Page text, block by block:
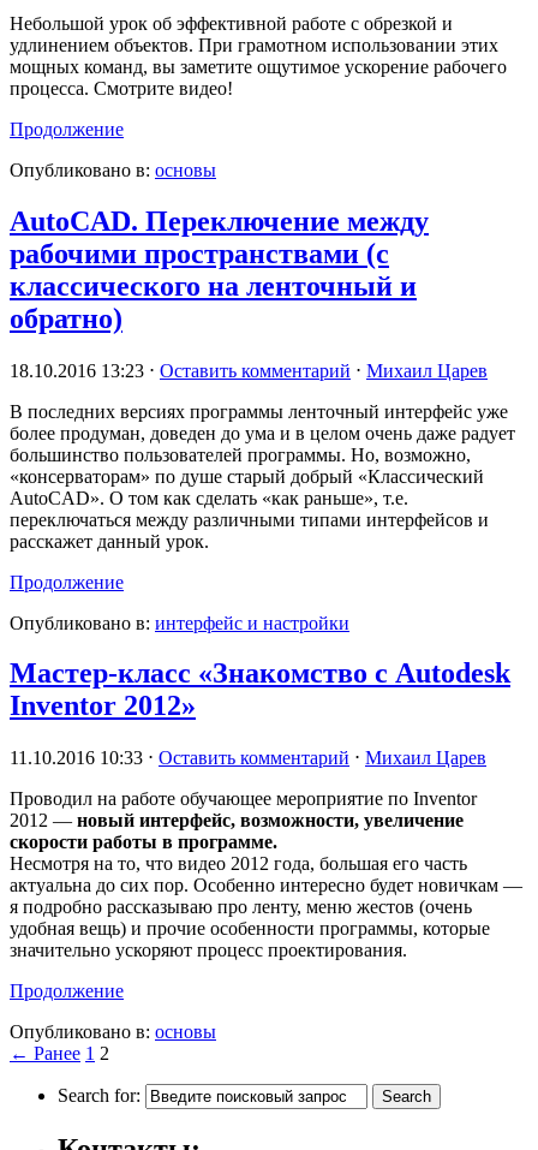
Небольшой урок об эффективной работе с обрезкой и
удлинением объектов. При грамотном использовании этих
мощных команд, вы заметите ощутимое ускорение рабочего
процесса. Смотрите видео!
Продолжение
Опубликовано в: основы
AutoCAD. Переключение между
рабочими пространствами (с
классического на ленточный и
обратно)
18.10.2016 13:23 ⋅ Оставить комментарий ⋅ Михаил Царев
В последних версиях программы ленточный интерфейс уже
более продуман, доведен до ума и в целом очень даже радует
большинство пользователей программы. Но, возможно,
«консерваторам» по душе старый добрый «Классический
AutoCAD». О том как сделать «как раньше», т.е.
переключаться между различными типами интерфейсов и
расскажет данный урок.
Продолжение
Опубликовано в: интерфейс и настройки
Мастер-класс «Знакомство с Autodesk
Inventor 2012»
11.10.2016 10:33 ⋅ Оставить комментарий ⋅ Михаил Царев
Проводил на работе обучающее мероприятие по Inventor
2012 — новый интерфейс, возможности, увеличение
скорости работы в программе.
Несмотря на то, что видео 2012 года, большая его часть
актуальна до сих пор. Особенно интересно будет новичкам —
я подробно рассказываю про ленту, меню жестов (очень
удобная вещь) и прочие особенности программы, которые
значительно ускоряют процесс проектирования.
Продолжение
Опубликовано в: основы
← Ранее 1 2
Search for: